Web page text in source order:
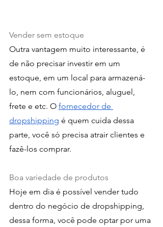
Vender sem estoque
Outra vantagem muito interessante, é
de não precisar investir em um
estoque, em um local para armazená-
lo, nem com funcionários, aluguel,
frete e etc. O fornecedor de
dropshipping é quem cuida dessa
parte, você só precisa atrair clientes e
fazê-los comprar.
Boa variedade de produtos
Hoje em dia é possível vender tudo
dentro do negócio de dropshipping,
dessa forma, você pode optar por uma